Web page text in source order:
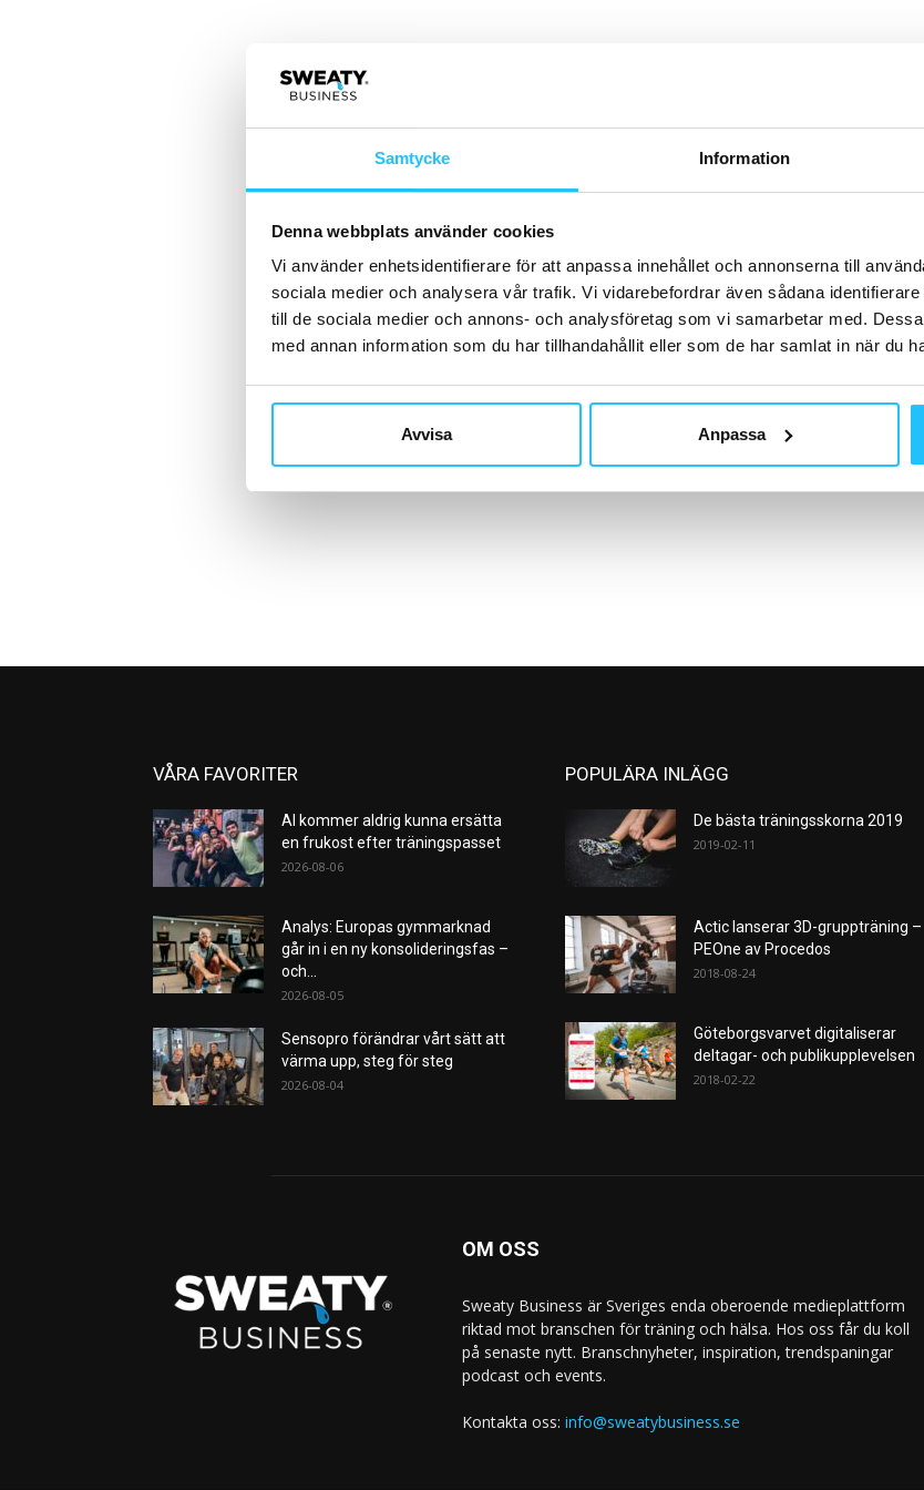
Samtycke Information
Denna webbplats använder cookies
Vi använder enhetsidentifierare för att anpassa innehållet och annonserna till
sociala medier och analysera vår trafik. Vi vidarebefordrar även sådana
till de sociala medier och annons- och analysföretag som vi samarbetar med.
med annan information som du har tillhandahållit eller som de har samlat in när du
Avvisa Anpassa
VÅRA FAVORITER
AI kommer aldrig kunna ersätta
en frukost efter träningspasset
2026-08-06
Analys: Europas gymmarknad
går in i en ny konsolideringsfas –
och...
2026-08-05
Sensopro förändrar vårt sätt att
värma upp, steg för steg
2026-08-04
POPULÄRA INLÄGG
De bästa träningsskorna 2019
2019-02-11
Actic lanserar 3D-gruppträning –
PEOne av Procedos
2018-08-24
Göteborgsvarvet digitaliserar
deltagar- och publikupplevelsen
2018-02-22
OM OSS
Sweaty Business är Sveriges enda oberoende medieplattform
riktad mot branschen för träning och hälsa. Hos oss får du koll
på senaste nytt. Branschnyheter, inspiration, trendspaningar
podcast och events.
Kontakta oss: info@sweatybusiness.se